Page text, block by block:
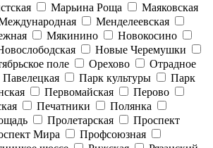
Марьина Роща
Маяковская
Менделеевская
Мякинино
Новокосино
Новые Черемушки
поле Орехово
Отрадное
Павелецкая Парк культуры
Парк
Первомайская
Перово
Печатники
Полянка
Пролетарская
Проспект
Мира
Профсоюзная